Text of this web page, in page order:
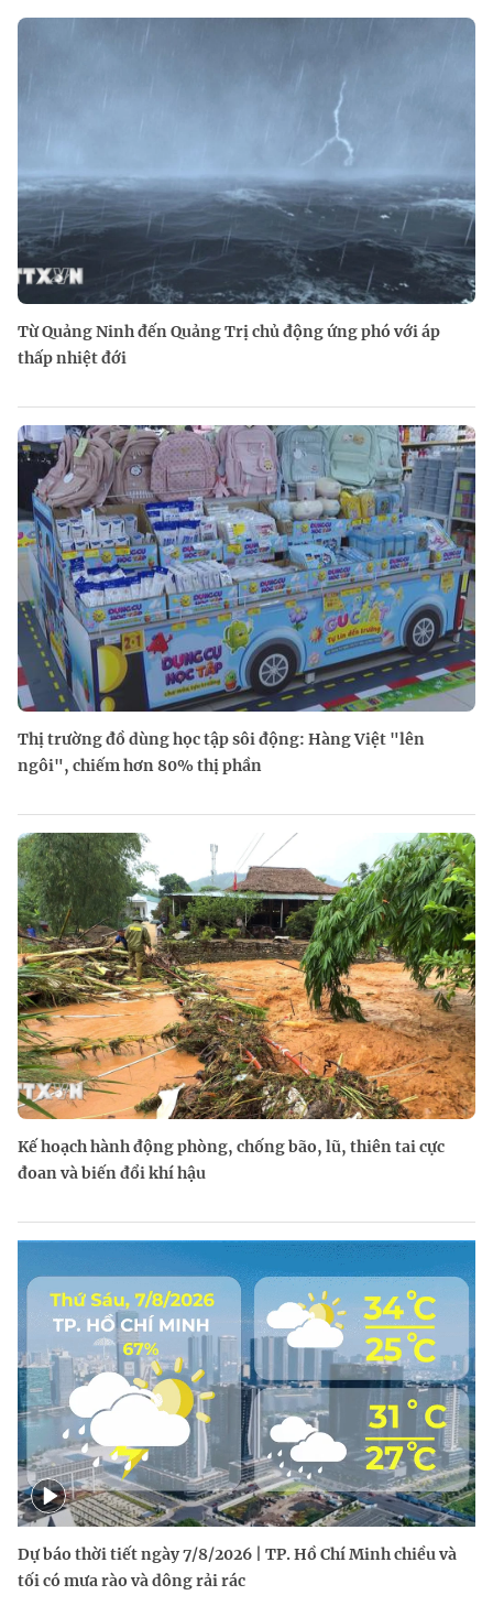
Từ Quảng Ninh đến Quảng Trị chủ động ứng phó với áp
thấp nhiệt đới
Thị trường đồ dùng học tập sôi động: Hàng Việt "lên
ngôi", chiếm hơn 80% thị phần
Kế hoạch hành động phòng, chống bão, lũ, thiên tai cực
đoan và biến đổi khí hậu
Dự báo thời tiết ngày 7/8/2026 | TP. Hồ Chí Minh chiều và
tối có mưa rào và dông rải rác